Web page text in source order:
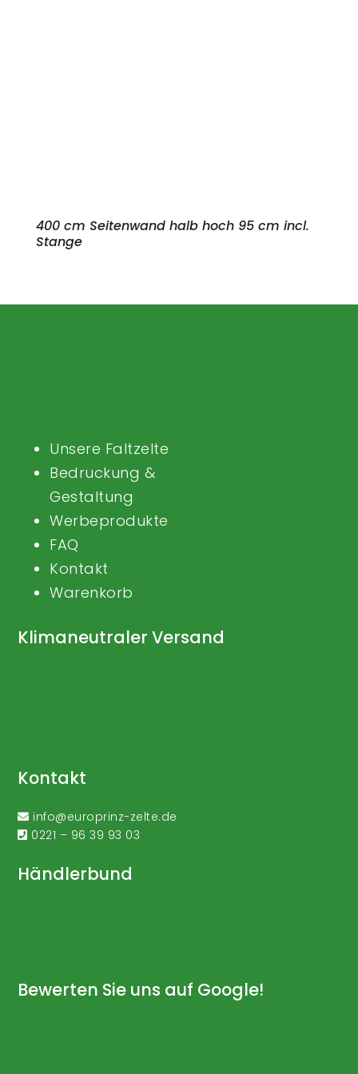
400 cm Seitenwand halb hoch 95 cm incl.
Stange
Unsere Faltzelte
Bedruckung &
Gestaltung
Werbeprodukte
FAQ
Kontakt
Warenkorb
Klimaneutraler Versand
Kontakt
info@europrinz-zelte.de
0221 – 96 39 93 03
Händlerbund
Bewerten Sie uns auf Google!